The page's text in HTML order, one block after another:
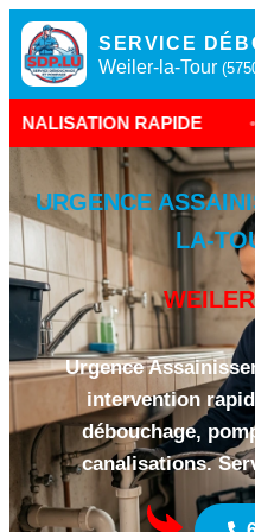
SERVICE
Weiler-la-Tour
RAPIDE •
URGENCE
LA-
Urgence
intervention
débouchage,
canalisations.